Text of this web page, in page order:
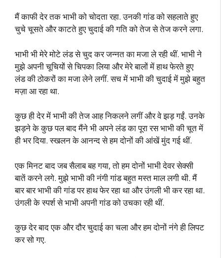
मैं काफी देर तक भाभी को चोदता रहा. उनकी गांड को सहलाते हुए
चुचे चूसते और काटते हुए चुदाई की गति को तेज से तेज करने लगा.
भाभी भी मेरे मोटे लंड से चुद कर जन्नत का मजा ले रही थीं. भाभी ने
मुझे अपनी चूचियों से चिपका लिया और मेरे बालों में हाथ फेरते हुए
लंड की ठोकरों का मजा लेने लगीं. सच में भाभी की चुदाई में मुझे बहुत
मज़ा आ रहा था.
कुछ ही देर में भाभी की तेज आह निकलने लगीं और वे झड़ गईं. उनके
झड़ने के कुछ पल बाद मैंने भी अपने लंड का पूरा रस भाभी की चूत में
ही भर दिया. स्खलन के आनन्द से हम दोनों की आंखें मुंद गई थीं.
एक मिनट बाद जब सैलाब बह गया, तो हम दोनों भाभी देवर सेक्सी
बातें करने लगे. मुझे भाभी की नंगी गांड बहुत मस्त माल लगी थी. मैं
बार बार भाभी की गांड पर हाथ फेर रहा था और उंगली भी कर रहा था.
उंगली के स्पर्श से भाभी अपनी गांड को उचका रही थीं.
कुछ देर बाद एक और दौर चुदाई का चला और हम दोनों नंगे ही लिपट
कर सो गए.